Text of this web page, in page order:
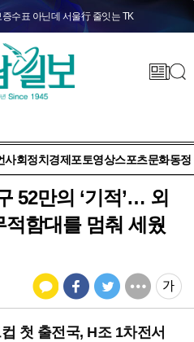
증수표 아닌데 서울行 줄잇는 TK
사회정치 경제 포토영상스포츠문화동정
52만의 ‘기적’… 외
함대를 멈춰 세웠
첫 출전국, H조 1차전서